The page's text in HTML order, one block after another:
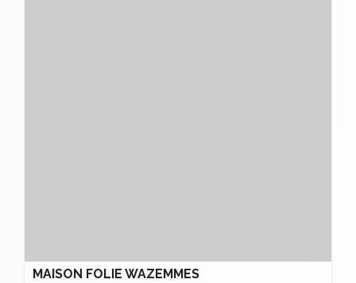
MAISON FOLIE WAZEMMES